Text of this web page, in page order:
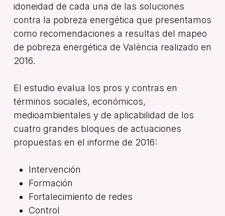
idoneidad de cada una de las soluciones
contra la pobreza energética que presentamos
como recomendaciones a resultas del mapeo
de pobreza energética de València realizado en
2016.
El estudio evalua los pros y contras en
términos sociales, económicos,
medioambientales y de aplicabilidad de los
cuatro grandes bloques de actuaciones
propuestas en el informe de 2016:
Intervención
Formación
Fortalecimiento de redes
Control